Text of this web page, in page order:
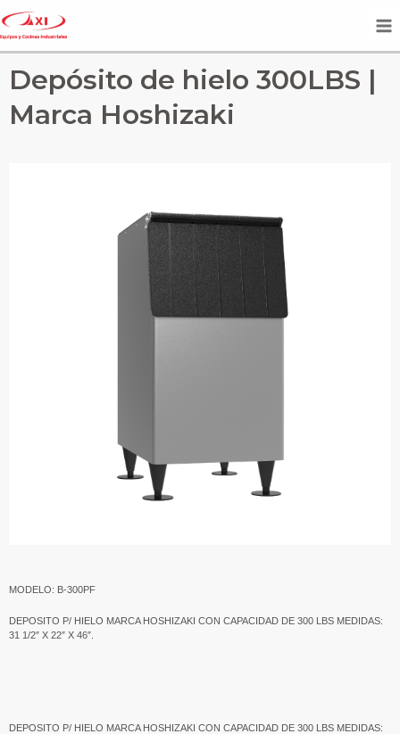
Depósito de hielo 300LBS |
Marca Hoshizaki
MODELO: B-300PF
DEPOSITO P/ HIELO MARCA HOSHIZAKI CON CAPACIDAD DE 300 LBS MEDIDAS:
31 1/2″ X 22″ X 46″.
DEPOSITO P/ HIELO MARCA HOSHIZAKI CON CAPACIDAD DE 300 LBS MEDIDAS: